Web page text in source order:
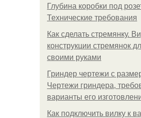
Глубина коробки под
Технические требования
Как сделать стремянку.
конструкции стремянок
своими руками
Гриндер чертежи с
Чертежи гриндера,
варианты его
Как подключить вилку к